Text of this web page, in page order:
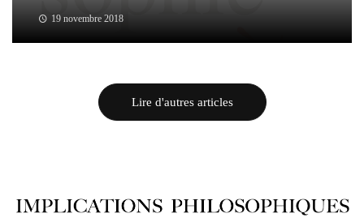
19 novembre 2018
Lire d'autres articles